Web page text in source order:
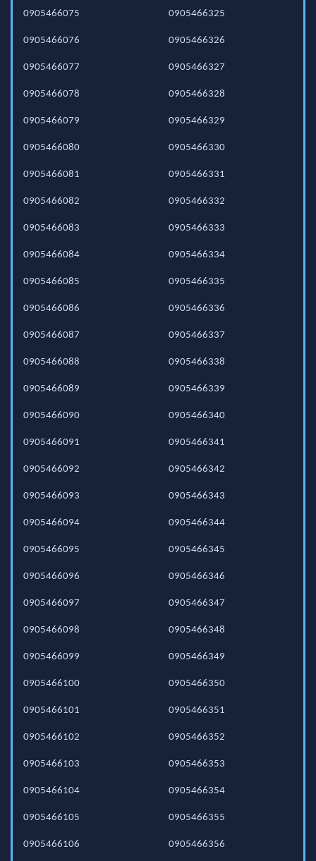
0905466075
0905466076
0905466077
0905466078
0905466079
0905466080
0905466081
0905466082
0905466083
0905466084
0905466085
0905466086
0905466087
0905466088
0905466089
0905466090
0905466091
0905466092
0905466093
0905466094
0905466095
0905466096
0905466097
0905466098
0905466099
0905466100
0905466101
0905466102
0905466103
0905466104
0905466105
0905466106
0905466325
0905466326
0905466327
0905466328
0905466329
0905466330
0905466331
0905466332
0905466333
0905466334
0905466335
0905466336
0905466337
0905466338
0905466339
0905466340
0905466341
0905466342
0905466343
0905466344
0905466345
0905466346
0905466347
0905466348
0905466349
0905466350
0905466351
0905466352
0905466353
0905466354
0905466355
0905466356